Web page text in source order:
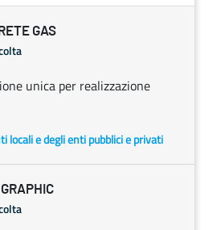
GAS
unica per realizzazione
locali e degli enti pubblici e privati